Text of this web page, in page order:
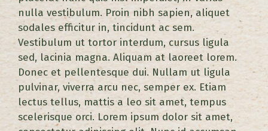
nulla vestibulum. Proin nibh sapien, aliquet
sodales efficitur in, tincidunt ac sem.
Vestibulum ut tortor interdum, cursus ligula
sed, lacinia magna. Aliquam at laoreet lorem.
Donec et pellentesque dui. Nullam ut ligula
pulvinar, viverra arcu nec, semper ex. Etiam
lectus tellus, mattis a leo sit amet, tempus
scelerisque orci. Lorem ipsum dolor sit amet,